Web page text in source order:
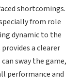
shortcomings.
from role
dynamic to the
a clearer
sway the game,
performance and